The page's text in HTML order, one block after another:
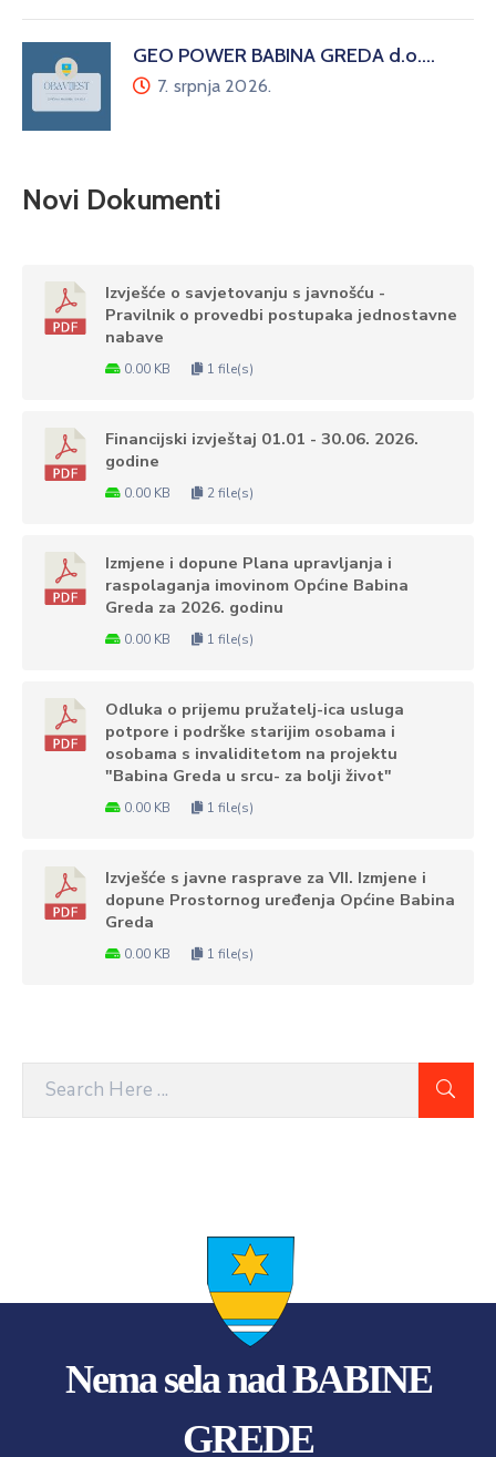
GEO POWER BABINA GREDA d.o.…
7. srpnja 2026.
Novi Dokumenti
Izvješće o savjetovanju s javnošću -
Pravilnik o provedbi postupaka jednostavne
nabave
0.00 KB 1 file(s)
Financijski izvještaj 01.01 - 30.06. 2026.
godine
0.00 KB 2 file(s)
Izmjene i dopune Plana upravljanja i
raspolaganja imovinom Općine Babina
Greda za 2026. godinu
0.00 KB 1 file(s)
Odluka o prijemu pružatelj-ica usluga
potpore i podrške starijim osobama i
osobama s invaliditetom na projektu
"Babina Greda u srcu- za bolji život"
0.00 KB 1 file(s)
Izvješće s javne rasprave za VII. Izmjene i
dopune Prostornog uređenja Općine Babina
Greda
0.00 KB 1 file(s)
Nema sela nad BABINE
GREDE